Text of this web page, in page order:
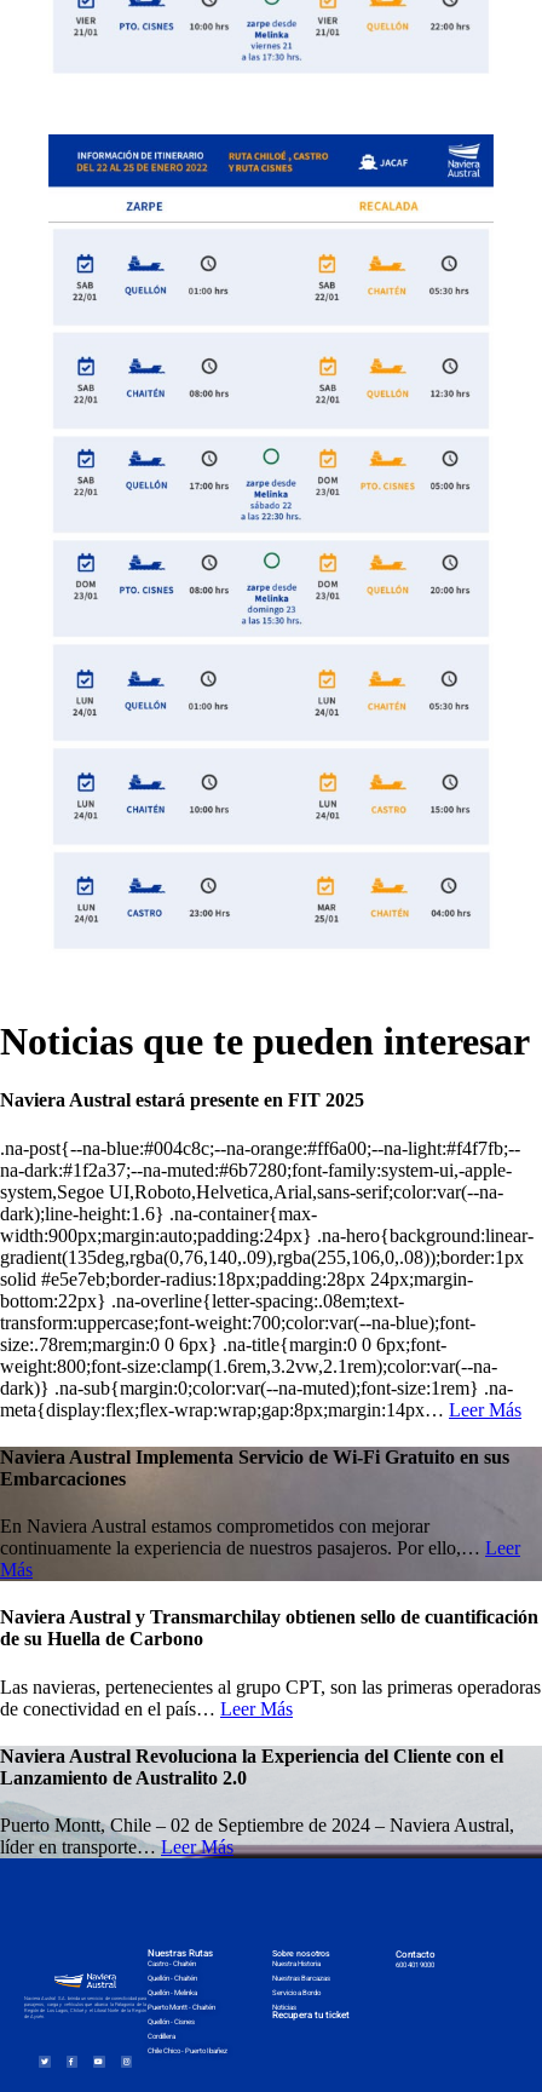
Noticias que te pueden interesar
Naviera Austral estará presente en FIT 2025
.na-post{--na-blue:#004c8c;--na-orange:#ff6a00;--na-light:#f4f7fb;--
na-dark:#1f2a37;--na-muted:#6b7280;font-family:system-ui,-apple-
system,Segoe UI,Roboto,Helvetica,Arial,sans-serif;color:var(--na-
dark);line-height:1.6} .na-container{max-
width:900px;margin:auto;padding:24px} .na-hero{background:linear-
gradient(135deg,rgba(0,76,140,.09),rgba(255,106,0,.08));border:1px
solid #e5e7eb;border-radius:18px;padding:28px 24px;margin-
bottom:22px} .na-overline{letter-spacing:.08em;text-
transform:uppercase;font-weight:700;color:var(--na-blue);font-
size:.78rem;margin:0 0 6px} .na-title{margin:0 0 6px;font-
weight:800;font-size:clamp(1.6rem,3.2vw,2.1rem);color:var(--na-
dark)} .na-sub{margin:0;color:var(--na-muted);font-size:1rem} .na-
meta{display:flex;flex-wrap:wrap;gap:8px;margin:14px… Leer Más
Naviera Austral Implementa Servicio de Wi-Fi Gratuito en sus
Embarcaciones
En Naviera Austral estamos comprometidos con mejorar
continuamente la experiencia de nuestros pasajeros. Por ello,… Leer
Más
Naviera Austral y Transmarchilay obtienen sello de cuantificación
de su Huella de Carbono
Las navieras, pertenecientes al grupo CPT, son las primeras operadoras
de conectividad en el país… Leer Más
Naviera Austral Revoluciona la Experiencia del Cliente con el
Lanzamiento de Australito 2.0
Puerto Montt, Chile – 02 de Septiembre de 2024 – Naviera Austral,
líder en transporte…Leer Más
Naviera Austral S.A. brinda un servicio de conectividad para
pasajeros, carga y vehículos que abarca la Patagonia de la
Región de Los Lagos, Chiloé y el Litoral Norte de la Región
de Aysén.
Nuestras Rutas
Castro - Chaitén
Quellón - Chaitén
Quellón - Melinka
Puerto Montt - Chaitén
Quellón - Cisnes
Cordillera
Chile Chico - Puerto Ibañez
Sobre nosotros
Nuestra Historia
Nuestras Barcazas
Servicio a Bordo
Noticias
Recupera tu ticket
Contacto
600 401 9000